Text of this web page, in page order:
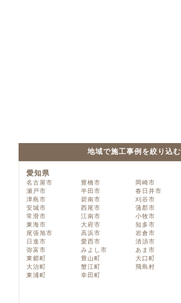
地域で施工事例を絞り込む
愛知県
名古屋市 豊橋市 岡崎市
瀬戸市
半田市 春日井市
津島市
碧南市 刈谷市
安城市
西尾市 蒲郡市
常滑市
江南市 小牧市
東海市
大府市 知多市
尾張旭市
高浜市 岩倉市
日進市
愛西市 清須市
弥富市
みよし市 あま市
東郷町
豊山町 大口町
大治町
蟹江町 飛島村
東浦町
幸田町